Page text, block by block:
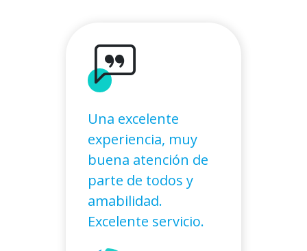
Una excelente
experiencia, muy
buena atención de
parte de todos y
amabilidad.
Excelente servicio.